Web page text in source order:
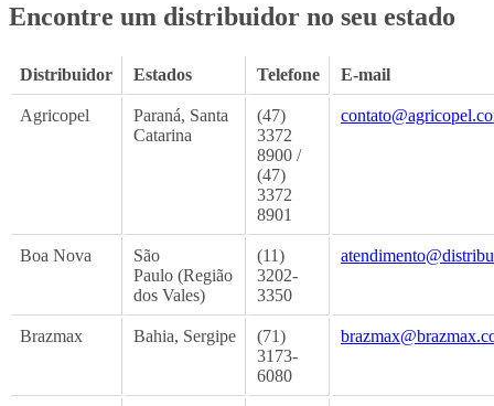
Encontre um distribuidor no seu estado
Distribuidor Estados Telefone E-mail
Agricopel
Paraná, Santa
Catarina
(47)
3372
8900 /
(47)
3372
8901
Boa Nova
São
Paulo (Região
dos Vales)
(11)
3202-
3350
Brazmax Bahia, Sergipe
(71)
3173-
6080